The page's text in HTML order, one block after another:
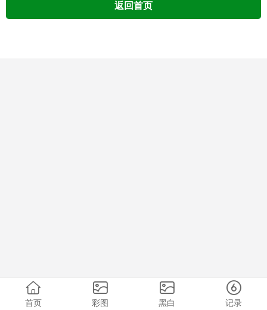
返回首页
首页 彩图 黑白 记录